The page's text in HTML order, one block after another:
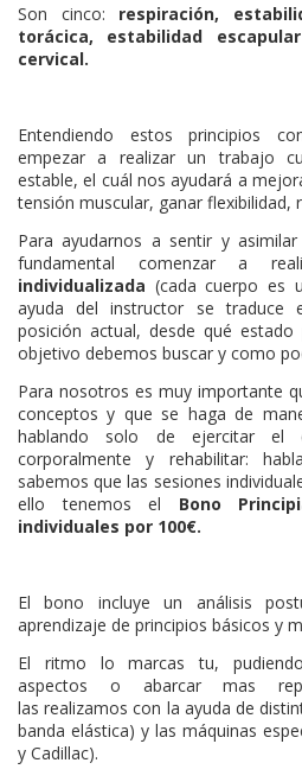
Son cinco: respiración,
torácica, estabilidad
cervical.
Entendiendo estos principios
empezar a realizar un trabajo
estable, el cuál nos ayudará a
tensión muscular, ganar flexibilidad,
Para ayudarnos a sentir y
fundamental comenzar a
individualizada (cada cuerpo es
ayuda del instructor se traduce
posición actual, desde qué
objetivo debemos buscar y como
Para nosotros es muy importante
conceptos y que se haga de
hablando solo de ejercitar el
corporalmente y rehabilitar:
sabemos que las sesiones
ello tenemos el Bono
individuales por 100€.
El bono incluye un análisis
aprendizaje de principios básicos y
El ritmo lo marcas tu,
aspectos o abarcar mas
las realizamos con la ayuda de
banda elástica) y las máquinas
y Cadillac).